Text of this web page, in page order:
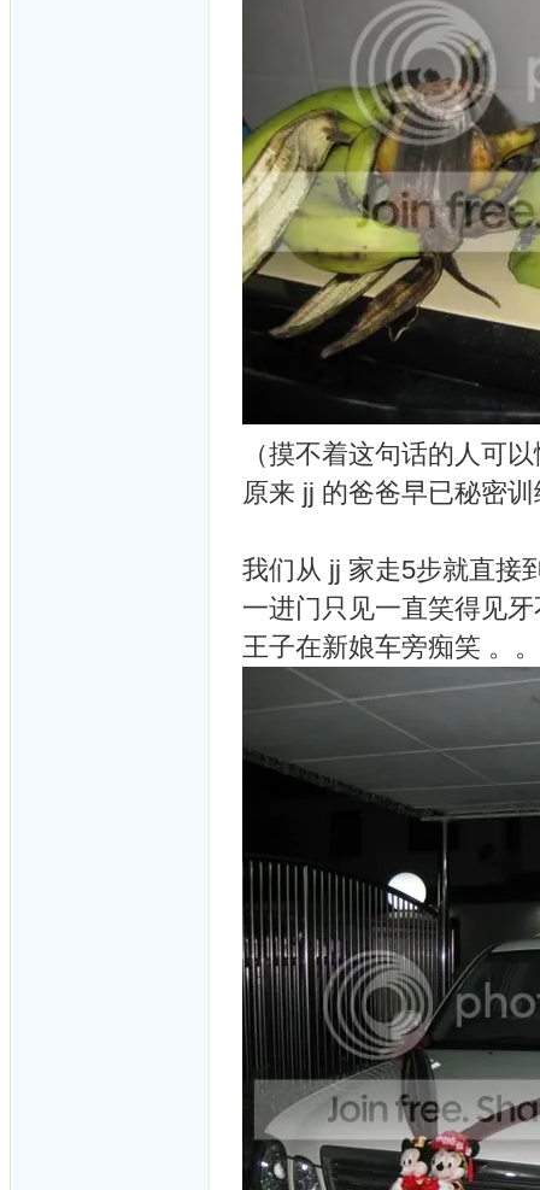
（摸不着这句话的人可
原来 jj 的爸爸早已秘密
我们从 jj 家走5步就直接
一进门只见一直笑得见
王子在新娘车旁痴笑 。